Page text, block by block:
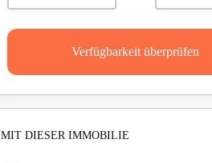
Verfügbarkeit überprüfen
MIT DIESER IMMOBILIE